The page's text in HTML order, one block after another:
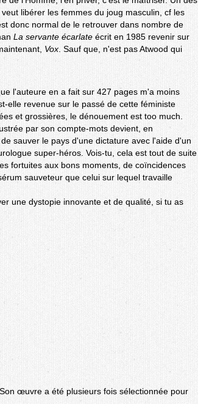
libérer les femmes du joug masculin, cf les
donc normal de le retrouver dans nombre de
La servante écarlate écrit en 1985 revenir sur
Vox. Sauf que, n'est pas Atwood qui
l'auteure en a fait sur 427 pages m'a moins
elle revenue sur le passé de cette féministe
et grossières, le dénouement est too much.
par son compte-mots devient, en
sauver le pays d'une dictature avec l'aide d'un
super-héros. Vois-tu, cela est tout de suite
fortuites aux bons moments, de coïncidences
sauveteur que celui sur lequel travaille
une dystopie innovante et de qualité, si tu as
œuvre a été plusieurs fois sélectionnée pour